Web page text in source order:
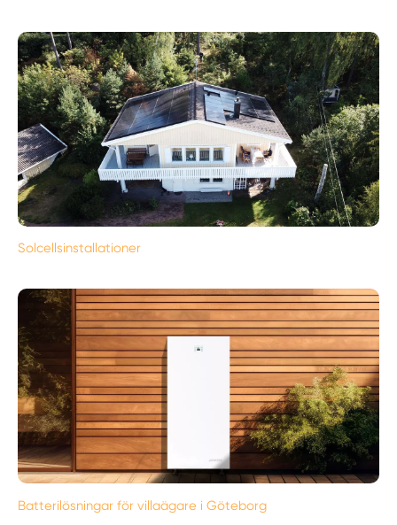
Solcellsinstallationer
Batterilösningar för villaägare i Göteborg